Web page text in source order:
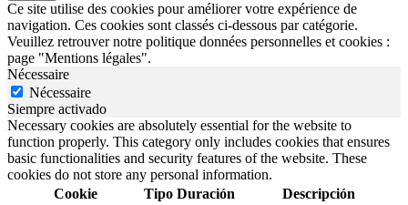
Ce site utilise des cookies pour améliorer votre expérience de
navigation. Ces cookies sont classés ci-dessous par catégorie.
Veuillez retrouver notre politique données personnelles et cookies :
page "Mentions légales".
Nécessaire
Nécessaire
Siempre activado
Necessary cookies are absolutely essential for the website to
function properly. This category only includes cookies that ensures
basic functionalities and security features of the website. These
cookies do not store any personal information.
Cookie
Tipo Duración Descripción